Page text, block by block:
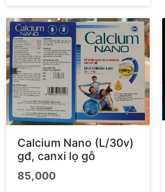
Calcium Nano (L/30v)
gđ, canxi lọ gỗ
85,000